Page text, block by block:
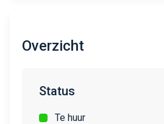
Overzicht
Status
Te huur